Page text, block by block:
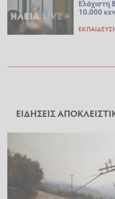
Ελάχιστη
10.000
ΕΙΔΗΣΕΙΣ